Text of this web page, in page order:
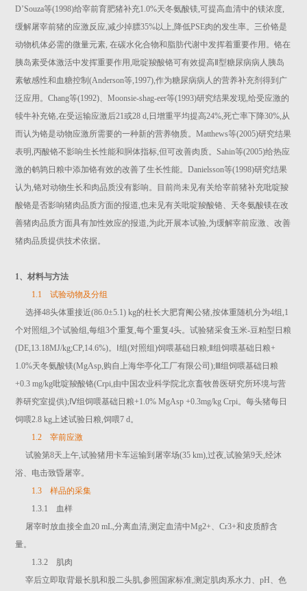
D’Souza等(1998)给宰前育肥猪补充1.0%天冬氨酸镁,可提高血清中的镁浓度,
缓解屠宰前猪的应激反应,减少掉膘35%以上,降低PSE肉的发生率。三价铬是
动物机体必需的微量元素, 在碳水化合物和脂肪代谢中发挥着重要作用。铬在
胰岛素受体激活中发挥重要作用,吡啶羧酸铬可有效提高Ⅱ型糖尿病病人胰岛
素敏感性和血糖控制(Anderson等,1997),作为糖尿病病人的营养补充剂得到广
泛应用。Chang等(1992)、Moonsie-shag-eer等(1993)研究结果发现,给受应激的
犊牛补充铬,在受运输应激后21或28 d,日增重平均提高24%,死亡率下降30%,从
而认为铬是动物应激所需要的一种新的营养物质。Matthews等(2005)研究结果
表明,丙酸铬不影响生长性能和胴体指标,但可改善肉质。Sahin等(2005)给热应
激的鹌鹑日粮中添加铬有效的改善了生长性能。Danielsson等(1998)研究结果
认为,铬对动物生长和肉品质没有影响。目前尚未见有关给宰前猪补充吡啶羧
酸铬是否影响猪肉品质方面的报道,也未见有关吡啶羧酸铬、天冬氨酸镁在改
善猪肉品质方面具有加性效应的报道,为此开展本试验,为缓解宰前应激、改善
猪肉品质提供技术依据。
1、材料与方法
1.1 试验动物及分组
选择48头体重接近(86.0±5.1) kg的杜长大肥育阉公猪,按体重随机分为4组,1
个对照组,3个试验组,每组3个重复,每个重复4头。试验猪采食玉米-豆粕型日粮
(DE,13.18MJ/kg;CP,14.6%)。Ⅰ组(对照组)饲喂基础日粮;Ⅱ组饲喂基础日粮+
1.0%天冬氨酸镁(MgAsp,购自上海华亭化工厂有限公司);Ⅲ组饲喂基础日粮
+0.3 mg/kg吡啶羧酸铬(Crpi,由中国农业科学院北京畜牧兽医研究所环境与营
养研究室提供);Ⅳ组饲喂基础日粮+1.0% MgAsp +0.3mg/kg Crpi。每头猪每日
饲喂2.8 kg上述试验日粮,饲喂7 d。
1.2 宰前应激
试验第8天上午,试验猪用卡车运输到屠宰场(35 km),过夜,试验第9天,经沐
浴、电击致昏屠宰。
1.3 样品的采集
1.3.1 血样
屠宰时放血接全血20 mL,分离血清,测定血清中Mg2+、Cr3+和皮质醇含
量。
1.3.2 肌肉
宰后立即取背最长肌和股二头肌,参照国家标准,测定肌肉系水力、pH、色